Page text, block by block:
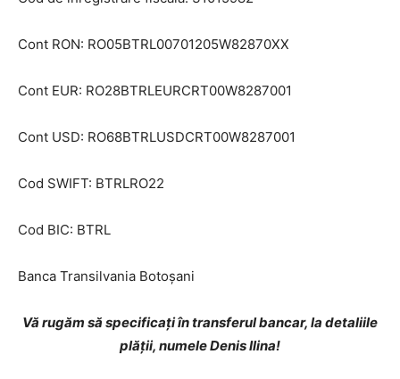
Publică gratuit anunțul tău!
Contact
Cont RON: RO05BTRL00701205W82870XX
Cont EUR: RO28BTRLEURCRT00W8287001
Cont USD: RO68BTRLUSDCRT00W8287001
Cod SWIFT: BTRLRO22
Cod BIC: BTRL
Banca Transilvania Botoșani
Vă rugăm să specificați în transferul bancar, la detaliile
plății, numele Denis Ilina!